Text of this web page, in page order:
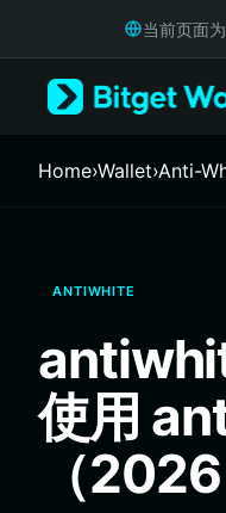
Русский
Italiano
繁體中文
Bahasa Indonesia
ภาษาไทย
Português (Brasil)
当前页面为
Home›Wallet›Anti-
ANTIWHITE
使用
（